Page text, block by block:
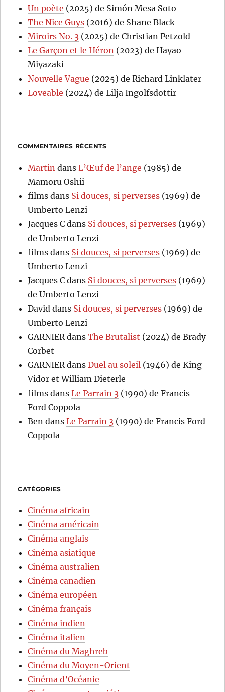
Un poète (2025) de Simón Mesa Soto
The Nice Guys (2016) de Shane Black
Miroirs No. 3 (2025) de Christian Petzold
Le Garçon et le Héron (2023) de Hayao
Miyazaki
Nouvelle Vague (2025) de Richard Linklater
Loveable (2024) de Lilja Ingolfsdottir
COMMENTAIRES RÉCENTS
Martin dansL’Œuf de l’ange (1985) de
Mamoru Oshii
films dans Si douces, si perverses (1969) de
Umberto Lenzi
Jacques C dans Si douces, si perverses (1969)
de Umberto Lenzi
films dans Si douces, si perverses (1969) de
Umberto Lenzi
Jacques C dans Si douces, si perverses (1969)
de Umberto Lenzi
David dans Si douces, si perverses (1969) de
Umberto Lenzi
GARNIERdansThe Brutalist (2024) de Brady
Corbet
GARNIERdansDuel au soleil (1946) de King
Vidor et William Dieterle
films dansLe Parrain 3 (1990) de Francis
Ford Coppola
Ben dansLe Parrain 3 (1990) de Francis Ford
Coppola
CATÉGORIES
Cinéma africain
Cinéma américain
Cinéma anglais
Cinéma asiatique
Cinéma australien
Cinéma canadien
Cinéma européen
Cinéma français
Cinéma indien
Cinéma italien
Cinéma du Maghreb
Cinéma du Moyen-Orient
Cinéma d’Océanie